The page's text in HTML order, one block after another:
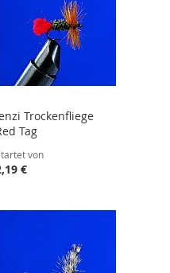
Trockenfliege
Tag
von
€